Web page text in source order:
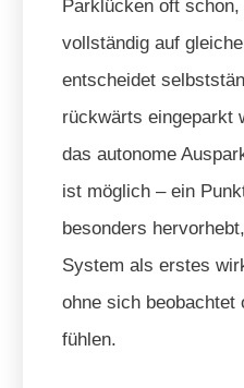
Parklücken oft
vollständig auf
entscheidet
rückwärts eingeparkt
das autonome
ist möglich – ein
besonders
System als erstes
ohne sich beobachtet
fühlen.